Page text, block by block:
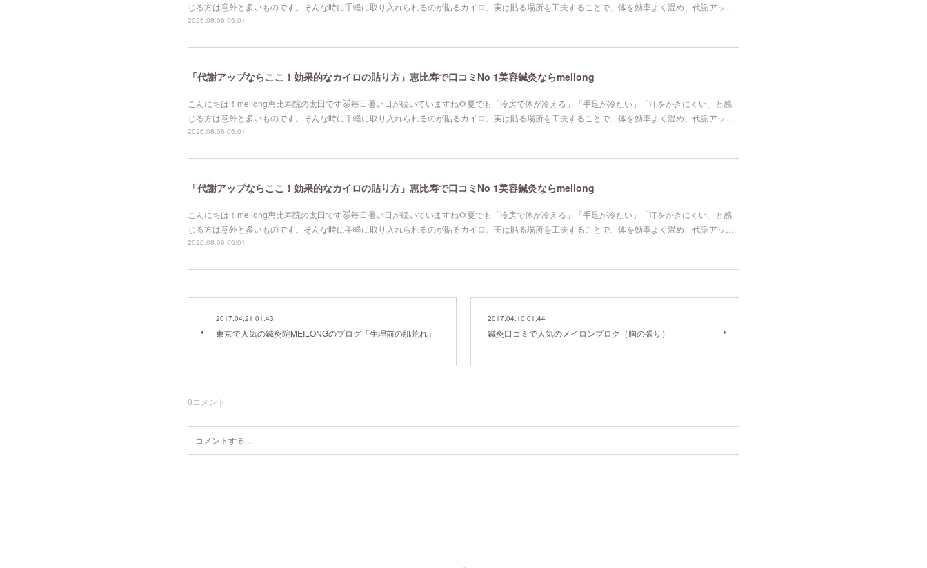
じる方は意外と多いものです。そんな時に手軽に取り入れられるのが貼るカイロ。実は貼る場所を工夫することで、体を効率よく温め、代謝アッ…
2026.08.06 06:01
「代謝アップならここ！効果的なカイロの貼り方」恵比寿で口コミNo 1美容鍼灸ならmeilong
こんにちは！meilong恵比寿院の太田です🐱毎日暑い日が続いていますね🌻夏でも「冷房で体が冷える」「手足が冷たい」「汗をかきにくい」と感
じる方は意外と多いものです。そんな時に手軽に取り入れられるのが貼るカイロ。実は貼る場所を工夫することで、体を効率よく温め、代謝アッ…
2026.08.06 06:01
「代謝アップならここ！効果的なカイロの貼り方」恵比寿で口コミNo 1美容鍼灸ならmeilong
こんにちは！meilong恵比寿院の太田です🐱毎日暑い日が続いていますね🌻夏でも「冷房で体が冷える」「手足が冷たい」「汗をかきにくい」と感
じる方は意外と多いものです。そんな時に手軽に取り入れられるのが貼るカイロ。実は貼る場所を工夫することで、体を効率よく温め、代謝アッ…
2026.08.06 06:01
2017.04.21 01:43
東京で人気の鍼灸院MEILONGのブログ「生理前の肌荒れ」
2017.04.10 01:44
鍼灸口コミで人気のメイロンブログ（胸の張り）
0コメント